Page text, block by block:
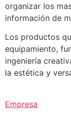
organizar los
información de
Los productos
equipamiento,
ingeniería
la estética y
Empresa